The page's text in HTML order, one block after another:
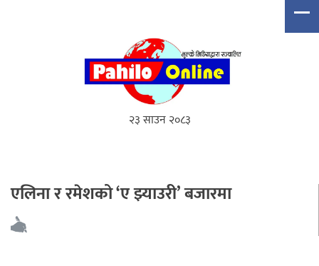
२३ साउन २०८३
एलिना र रमेशको ‘ए झ्याउरी’ बजारमा